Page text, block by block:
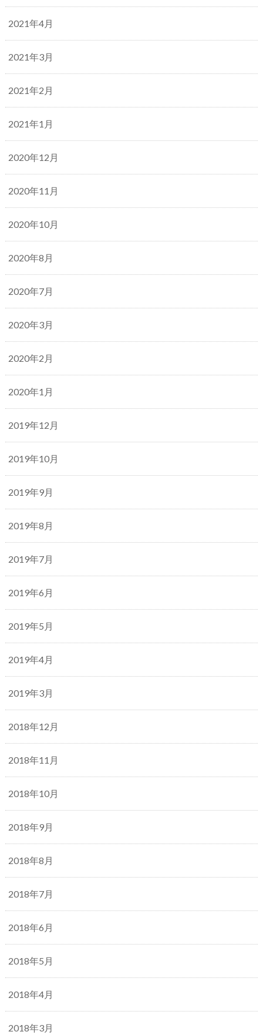
2021年4月
2021年3月
2021年2月
2021年1月
2020年12月
2020年11月
2020年10月
2020年8月
2020年7月
2020年3月
2020年2月
2020年1月
2019年12月
2019年10月
2019年9月
2019年8月
2019年7月
2019年6月
2019年5月
2019年4月
2019年3月
2018年12月
2018年11月
2018年10月
2018年9月
2018年8月
2018年7月
2018年6月
2018年5月
2018年4月
2018年3月